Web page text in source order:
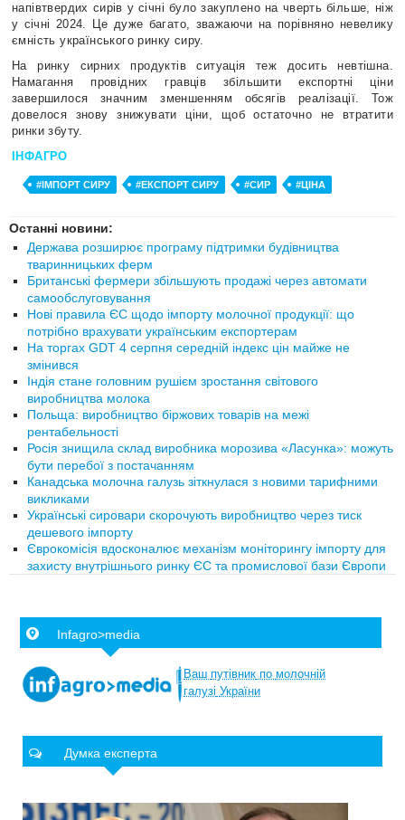
напівтвердих сирів у січні було закуплено на чверть більше, ніж
у січні 2024. Це дуже багато, зважаючи на порівняно невелику
ємність українського ринку сиру.
На ринку сирних продуктів ситуація теж досить невтішна.
Намагання провідних гравців збільшити експортні ціни
завершилося значним зменшенням обсягів реалізації. Тож
довелося знову знижувати ціни, щоб остаточно не втратити
ринки збуту.
ІНФАГРО
#ІМПОРТ СИРУ #ЕКСПОРТ СИРУ #СИР #ЦІНА
Останні новини:
Держава розширює програму підтримки будівництва
тваринницьких ферм
Британські фермери збільшують продажі через автомати
самообслуговування
Нові правила ЄС щодо імпорту молочної продукції: що
потрібно врахувати українським експортерам
На торгах GDT 4 серпня середній індекс цін майже не
змінився
Індія стане головним рушієм зростання світового
виробництва молока
Польща: виробництво біржових товарів на межі
рентабельності
Росія знищила склад виробника морозива «Ласунка»: можуть
бути перебої з постачанням
Канадська молочна галузь зіткнулася з новими тарифними
викликами
Українські сировари скорочують виробництво через тиск
дешевого імпорту
Єврокомісія вдосконалює механізм моніторингу імпорту для
захисту внутрішнього ринку ЄС та промислової бази Європи
Infagro>media
Ваш путівник по молочній
галузі України
Думка експерта